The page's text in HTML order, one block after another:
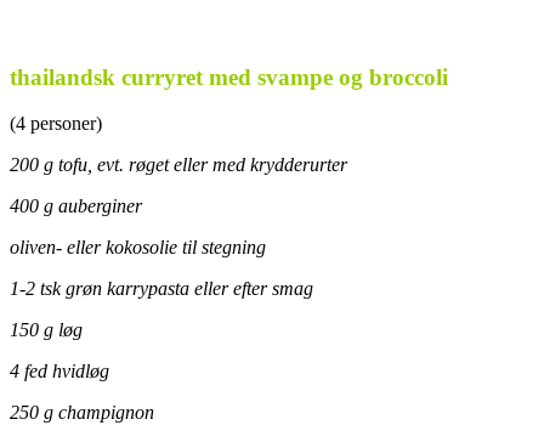
thailandsk curryret med svampe og broccoli
(4 personer)
200 g tofu, evt. røget eller med krydderurter
400 g auberginer
oliven- eller kokosolie til stegning
1-2 tsk grøn karrypasta eller efter smag
150 g løg
4 fed hvidløg
250 g champignon